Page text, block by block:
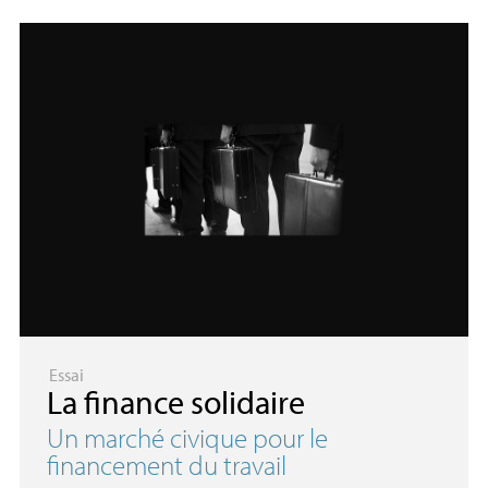
Essai
La finance solidaire
Un marché civique pour le
financement du travail